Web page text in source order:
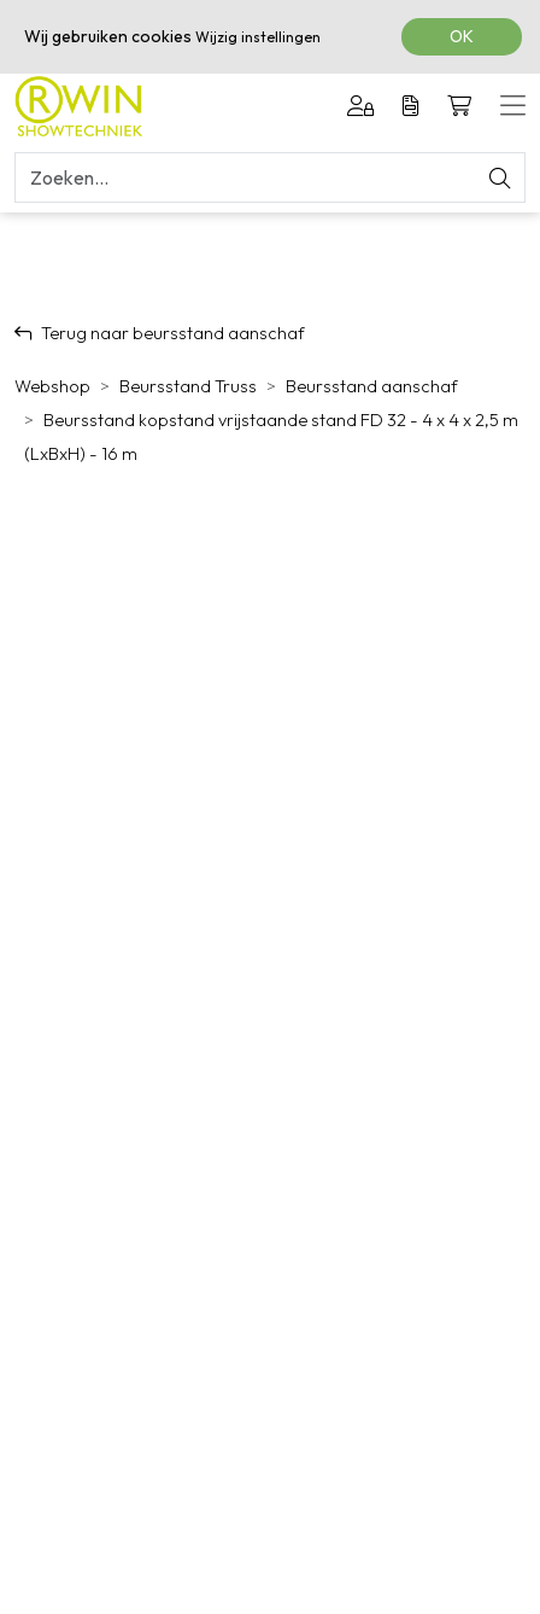
050-3601616
Terug naar beursstand aanschaf
Webshop Beursstand Truss
Beursstand aanschaf
Beursstand kopstand vrijstaande stand FD 32 - 4 x 4 x 2,5 m
(LxBxH) - 16 m
Wij gebruiken cookies Wijzig instellingen OK